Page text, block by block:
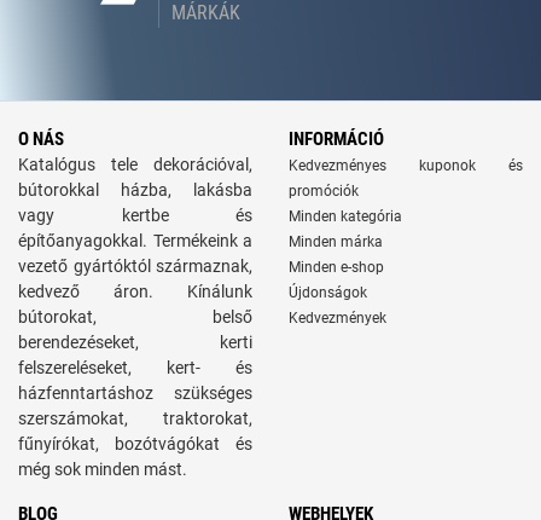
MÁRKÁK
O NÁS
Katalógus tele dekorációval,
bútorokkal házba, lakásba
vagy kertbe és
építőanyagokkal. Termékeink a
vezető gyártóktól származnak,
kedvező áron. Kínálunk
bútorokat, belső
berendezéseket, kerti
felszereléseket, kert- és
házfenntartáshoz szükséges
szerszámokat, traktorokat,
fűnyírókat, bozótvágókat és
még sok minden mást.
INFORMÁCIÓ
Kedvezményes kuponok és
promóciók
Minden kategória
Minden márka
Minden e-shop
Újdonságok
Kedvezmények
BLOG WEBHELYEK